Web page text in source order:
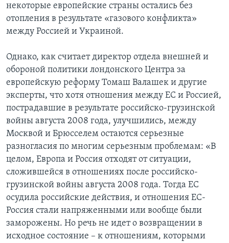
некоторые европейские страны остались без
отопления в результате «газового конфликта»
между Россией и Украиной.
Однако, как считает директор отдела внешней и
обороной политики лондонского Центра за
европейскую реформу Томаш Валашек и другие
эксперты, что хотя отношения между ЕС и Россией,
пострадавшие в результате российско-грузинской
войны августа 2008 года, улучшились, между
Москвой и Брюсселем остаются серьезные
разногласия по многим серьезным проблемам: «В
целом, Европа и Россия отходят от ситуации,
сложившейся в отношениях после российско-
грузинской войны августа 2008 года. Тогда ЕС
осудила российские действия, и отношения ЕС-
Россия стали напряженными или вообще были
заморожены. Но речь не идет о возвращении в
исходное состояние – к отношениям, которыми